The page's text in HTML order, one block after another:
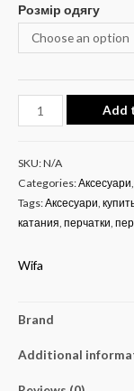
Розмір одягу
Add
SKU:N/A
Categories:Аксесуари
Tags:Аксесуари
катания перчатки
Wifa
Brand
Additional